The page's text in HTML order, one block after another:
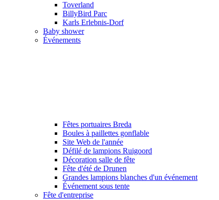
Toverland
BillyBird Parc
Karls Erlebnis-Dorf
Baby shower
Événements
Fêtes portuaires Breda
Boules à paillettes gonflable
Site Web de l'année
Défilé de lampions Ruigoord
Décoration salle de fête
Fête d'été de Drunen
Grandes lampions blanches d'un événement
Événement sous tente
Fête d'entreprise